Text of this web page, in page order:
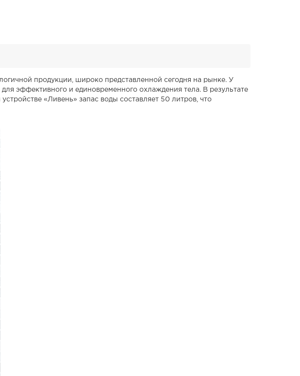
продукции, широко представленной сегодня на рынке. У
эффективного и единовременного охлаждения тела. В результате
«Ливень» запас воды составляет 50 литров, что